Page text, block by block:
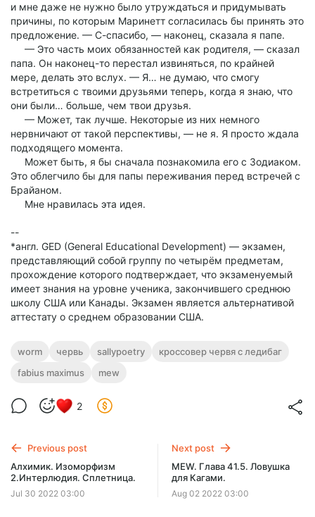
и мне даже не нужно было утруждаться и придумывать
причины, по которым Маринетт согласилась бы принять это
предложение. — С-спасибо, — наконец, сказала я папе.
— Это часть моих обязанностей как родителя, — сказал
папа. Он наконец-то перестал извиняться, по крайней
мере, делать это вслух. — Я… не думаю, что смогу
встретиться с твоими друзьями теперь, когда я знаю, что
они были… больше, чем твои друзья.
— Может, так лучше. Некоторые из них немного
нервничают от такой перспективы, — не я. Я просто ждала
подходящего момента.
Может быть, я бы сначала познакомила его с Зодиаком.
Это облегчило бы для папы переживания перед встречей с
Брайаном.
Мне нравилась эта идея.
--
*англ. GED (General Educational Development) — экзамен,
представляющий собой группу по четырём предметам,
прохождение которого подтверждает, что экзаменуемый
имеет знания на уровне ученика, закончившего среднюю
школу США или Канады. Экзамен является альтернативой
аттестату о среднем образовании США.
worm червь sallypoetry
кроссовер червя с ледибаг
fabius maximus
mew
2
Previous post
Алхимик. Изоморфизм
2.Интерлюдия. Сплетница.
Jul 30 2022 03:00
Next post
MEW. Глава 41.5. Ловушка
для Кагами.
Aug 02 2022 03:00